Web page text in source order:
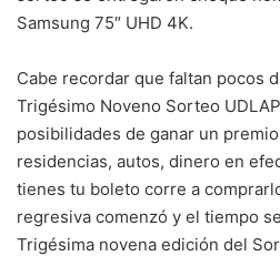
Samsung 75″ UHD 4K.
Cabe recordar que faltan pocos
Trigésimo Noveno Sorteo
posibilidades de ganar un
residencias, autos, dinero en
tienes tu boleto corre a
regresiva comenzó y el tiempo
Trigésima novena edición del